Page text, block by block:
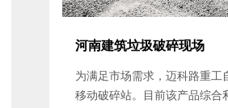
河南建筑垃圾破碎现场
为满足市场需求，迈科路重工
移动破碎站。目前该产品综合